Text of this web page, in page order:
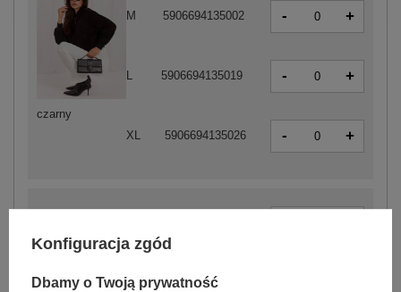
czarny
M 5906694135002 - +
L 5906694135019 - +
XL 5906694135026 - +
M 5906694134920
Konfiguracja zgód
Dbamy o Twoją prywatność